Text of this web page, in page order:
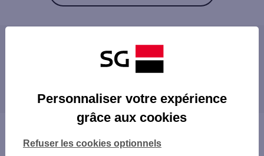
Les distributeurs/automates à proximité
PORTET SUR GARONNE
TOULOUSE SHCD 1
RAMONVILLE ST AGNE 65 AV TOLOSANE
TOULOUSE LES PRADETTES
proximité
RAMONVILLE-SAINT-AGNE
CASTANET-TOLOSAN
Vous êtes ici : Accueil
Trouver une agence bancaire
Personnaliser votre expérience
grâce aux cookies
Refuser les cookies optionnels